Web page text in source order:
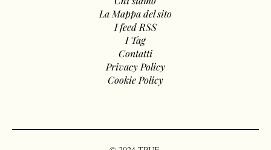
La Mappa del sito
I feed RSS
I Tag
Contatti
Privacy Policy
Cookie Policy